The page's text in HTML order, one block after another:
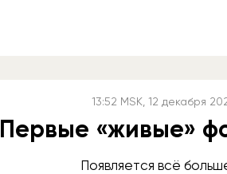
13:52 MSK, 12 декабря
Первые «живые»
Появляется всё